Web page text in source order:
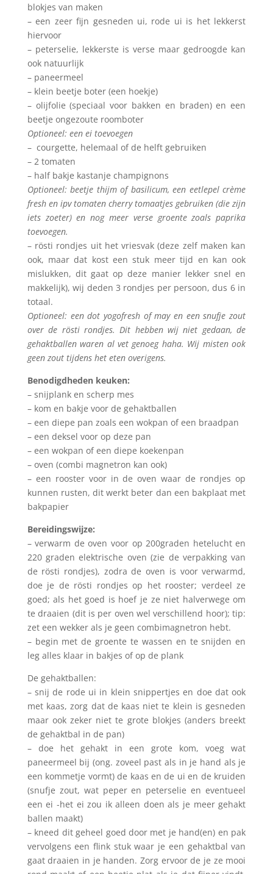
blokjes van maken
– een zeer fijn gesneden ui, rode ui is het lekkerst
hiervoor
– peterselie, lekkerste is verse maar gedroogde kan
ook natuurlijk
– paneermeel
– klein beetje boter (een hoekje)
– olijfolie (speciaal voor bakken en braden) en een
beetje ongezoute roomboter
Optioneel: een ei toevoegen
– courgette, helemaal of de helft gebruiken
– 2 tomaten
– half bakje kastanje champignons
Optioneel: beetje thijm of basilicum, een eetlepel crème
fresh en ipv tomaten cherry tomaatjes gebruiken (die zijn
iets zoeter) en nog meer verse groente zoals paprika
toevoegen.
– rösti rondjes uit het vriesvak (deze zelf maken kan
ook, maar dat kost een stuk meer tijd en kan ook
mislukken, dit gaat op deze manier lekker snel en
makkelijk), wij deden 3 rondjes per persoon, dus 6 in
totaal.
Optioneel: een dot yogofresh of may en een snufje zout
over de rösti rondjes. Dit hebben wij niet gedaan, de
gehaktballen waren al vet genoeg haha. Wij misten ook
geen zout tijdens het eten overigens.
Benodigdheden keuken:
– snijplank en scherp mes
– kom en bakje voor de gehaktballen
– een diepe pan zoals een wokpan of een braadpan
– een deksel voor op deze pan
– een wokpan of een diepe koekenpan
– oven (combi magnetron kan ook)
– een rooster voor in de oven waar de rondjes op
kunnen rusten, dit werkt beter dan een bakplaat met
bakpapier
Bereidingswijze:
– verwarm de oven voor op 200graden hetelucht en
220 graden elektrische oven (zie de verpakking van
de rösti rondjes), zodra de oven is voor verwarmd,
doe je de rösti rondjes op het rooster; verdeel ze
goed; als het goed is hoef je ze niet halverwege om
te draaien (dit is per oven wel verschillend hoor); tip:
zet een wekker als je geen combimagnetron hebt.
– begin met de groente te wassen en te snijden en
leg alles klaar in bakjes of op de plank
De gehaktballen:
– snij de rode ui in klein snippertjes en doe dat ook
met kaas, zorg dat de kaas niet te klein is gesneden
maar ook zeker niet te grote blokjes (anders breekt
de gehaktbal in de pan)
– doe het gehakt in een grote kom, voeg wat
paneermeel bij (ong. zoveel past als in je hand als je
een kommetje vormt) de kaas en de ui en de kruiden
(snufje zout, wat peper en peterselie en eventueel
een ei -het ei zou ik alleen doen als je meer gehakt
ballen maakt)
– kneed dit geheel goed door met je hand(en) en pak
vervolgens een flink stuk waar je een gehaktbal van
gaat draaien in je handen. Zorg ervoor de je ze mooi